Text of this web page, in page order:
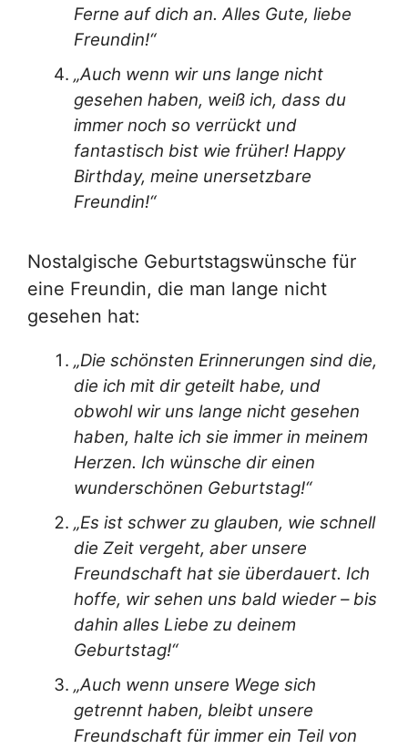
Ferne auf dich an. Alles Gute, liebe
Freundin!“
„Auch wenn wir uns lange nicht
gesehen haben, weiß ich, dass du
immer noch so verrückt und
fantastisch bist wie früher! Happy
Birthday, meine unersetzbare
Freundin!“
Nostalgische Geburtstagswünsche für
eine Freundin, die man lange nicht
gesehen hat:
„Die schönsten Erinnerungen sind die,
die ich mit dir geteilt habe, und
obwohl wir uns lange nicht gesehen
haben, halte ich sie immer in meinem
Herzen. Ich wünsche dir einen
wunderschönen Geburtstag!“
„Es ist schwer zu glauben, wie schnell
die Zeit vergeht, aber unsere
Freundschaft hat sie überdauert. Ich
hoffe, wir sehen uns bald wieder – bis
dahin alles Liebe zu deinem
Geburtstag!“
„Auch wenn unsere Wege sich
getrennt haben, bleibt unsere
Freundschaft für immer ein Teil von